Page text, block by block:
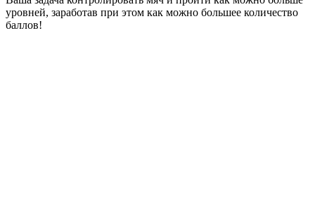
уровней, заработав при этом как можно большее количество
баллов!